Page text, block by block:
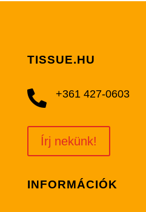
TISSUE.HU
 +361 427-0603
Írj nekünk!
INFORMÁCIÓK